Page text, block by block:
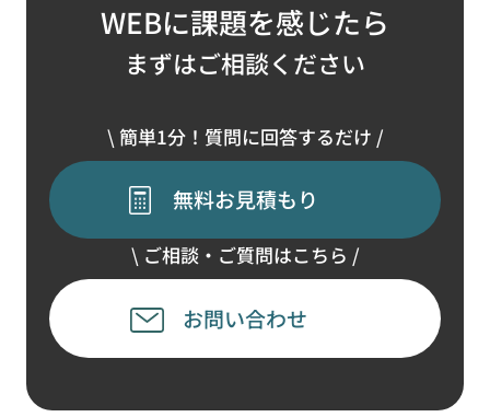
WEBに課題を感じたら
まずはご相談ください
\ 簡単1分！質問に回答するだけ /
無料お見積もり
\ ご相談・ご質問はこちら /
お問い合わせ